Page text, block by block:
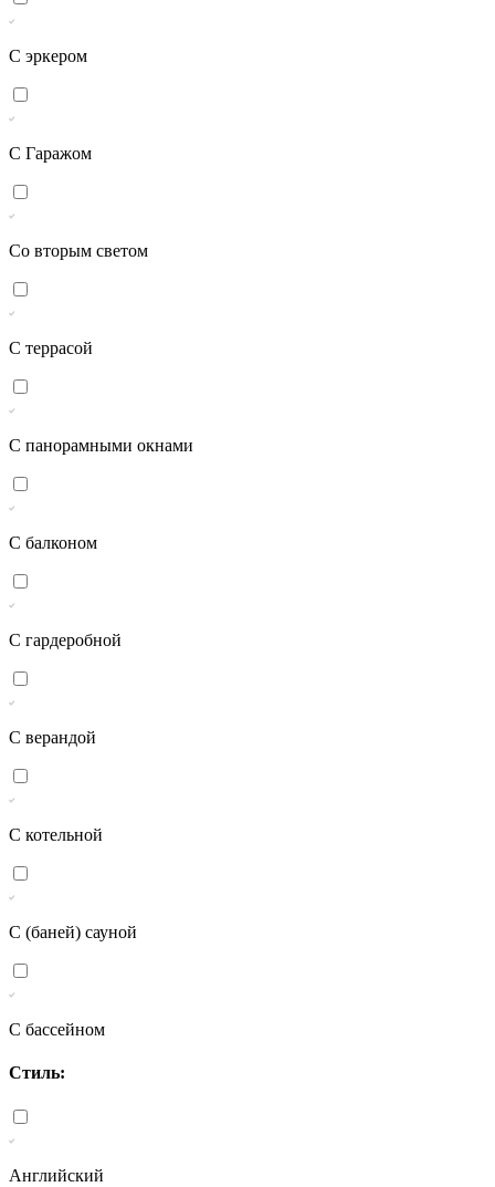
С эркером
С Гаражом
Со вторым светом
С террасой
С панорамными окнами
С балконом
С гардеробной
С верандой
С котельной
С (баней) сауной
С бассейном
Стиль:
Английский